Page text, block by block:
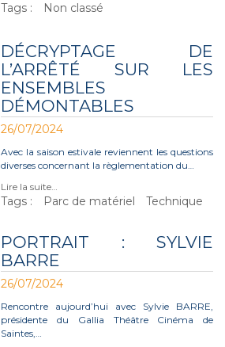
Tags : Non classé
DÉCRYPTAGE DE
L’ARRÊTÉ SUR LES
ENSEMBLES
DÉMONTABLES
26/07/2024
Avec la saison estivale reviennent les questions
diverses concernant la règlementation du…
Lire la suite…
Tags : Parc de matériel Technique
PORTRAIT : SYLVIE
BARRE
26/07/2024
Rencontre aujourd’hui avec Sylvie BARRE,
présidente du Gallia Théâtre Cinéma de
Saintes,…